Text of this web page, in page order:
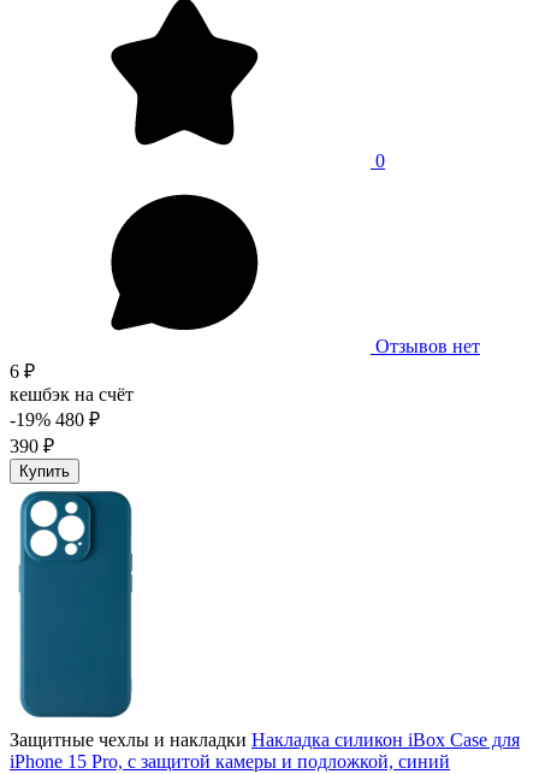
0
Отзывов нет
6 ₽
кешбэк на счёт
-19% 480 ₽
390 ₽
Купить
Защитные чехлы и накладки Накладка силикон iBox Case для
iPhone 15 Pro, с защитой камеры и подложкой, синий